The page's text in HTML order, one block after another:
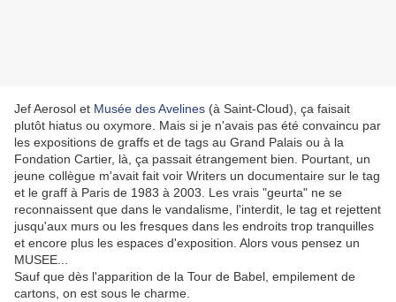
Jef Aerosol et Musée des Avelines (à Saint-Cloud), ça faisait
plutôt hiatus ou oxymore. Mais si je n'avais pas été convaincu par
les expositions de graffs et de tags au Grand Palais ou à la
Fondation Cartier, là, ça passait étrangement bien. Pourtant, un
jeune collègue m'avait fait voir Writers un documentaire sur le tag
et le graff à Paris de 1983 à 2003. Les vrais "geurta" ne se
reconnaissent que dans le vandalisme, l'interdit, le tag et rejettent
jusqu'aux murs ou les fresques dans les endroits trop tranquilles
et encore plus les espaces d'exposition. Alors vous pensez un
MUSEE...
Sauf que dès l'apparition de la Tour de Babel, empilement de
cartons, on est sous le charme.